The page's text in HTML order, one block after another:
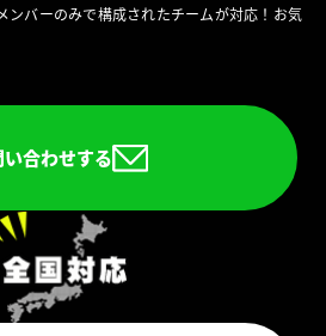
ンバーのみで構成されたチームが対応！お気
い合わせする